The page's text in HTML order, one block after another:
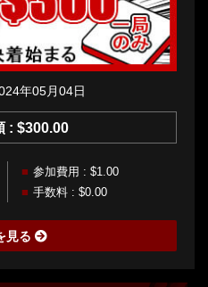
年05月04日
: $300.00
参加費用 : $1.00
手数料 : $0.00
見る